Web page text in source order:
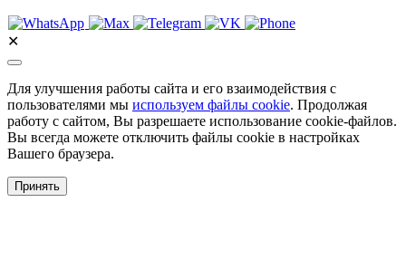
✕
Для улучшения работы сайта и его взаимодействия с
пользователями мы используем файлы cookie. Продолжая
работу с сайтом, Вы разрешаете использование cookie-файлов.
Вы всегда можете отключить файлы cookie в настройках
Вашего браузера.
Принять